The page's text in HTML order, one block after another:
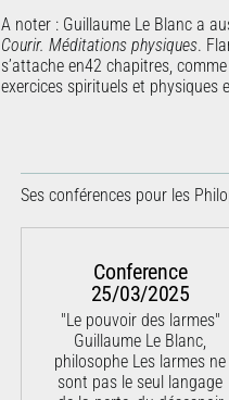
A noter : Guillaume Le Blanc a
Courir. Méditations physiques.
s’attache en42 chapitres,
exercices spirituels et physiques
Ses conférences pour les
Conference
25/03/2025
"Le pouvoir des larmes"
Guillaume Le Blanc,
philosophe Les larmes ne
sont pas le seul langage